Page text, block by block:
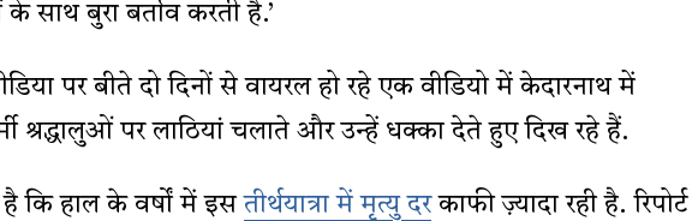
के साथ बुरा बर्ताव करती है.’
पर बीते दो दिनों से वायरल हो रहे एक वीडियो में केदारनाथ में
श्रद्धालुओं पर लाठियां चलाते और उन्हें धक्का देते हुए दिख रहे हैं.
कि हाल के वर्षों में इसतीर्थयात्रा में मृत्यु दरकाफी ज़्यादा रही है. रिपोर्ट